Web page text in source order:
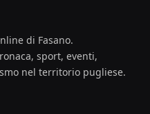
di Fasano.
sport, eventi,
nel territorio pugliese.